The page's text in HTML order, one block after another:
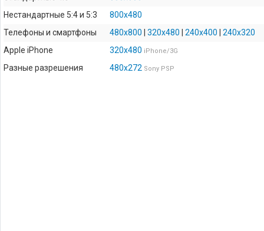
Нестандартные 5:4 и 5:3
800x480
Телефоны и смартфоны
480x800 320x480 240x400
240x320
Apple iPhone
320x480 iPhone/3G
Разные разрешения 480x272 Sony PSP